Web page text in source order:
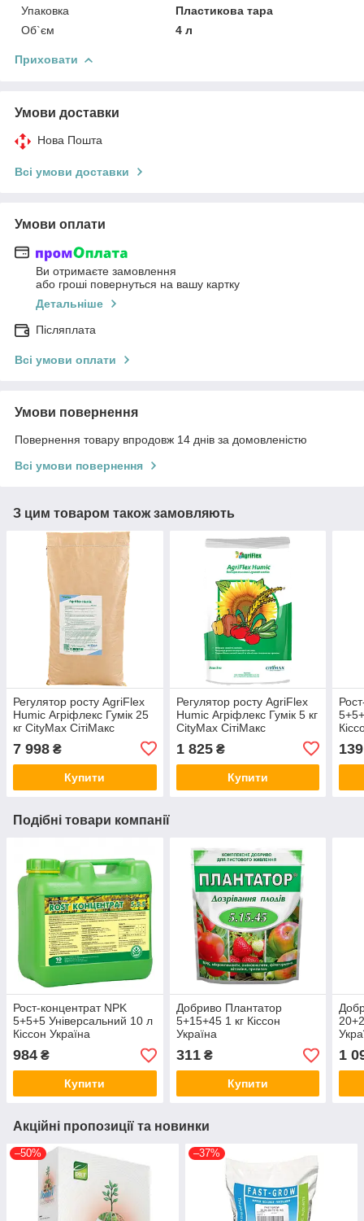
Упаковка
Пластикова тара
Об`єм
4 л
Приховати
Умови доставки
Нова Пошта
Всі умови доставки
Умови оплати
Ви отримаєте замовлення
або гроші повернуться на вашу картку
Детальніше
Післяплата
Всі умови оплати
Умови повернення
Повернення товару впродовж 14 днів за домовленістю
Всі умови повернення
З цим товаром також замовляють
Регулятор росту AgriFlex
Humic Агріфлекс Гумік 25
кг CityMax СітіМакс
7 998 ₴
Купити
Регулятор росту AgriFlex
Humic Агріфлекс Гумік 5 кг
CityMax СітіМакс
1 825₴
Купити
139
Подібні товари компанії
Рост-концентрат NPK
5+5+5 Універсальний 10 л
Кіссон Україна
984 ₴
Купити
Добриво Плантатор
5+15+45 1 кг Кіссон
Україна
311₴
Купити
1
Акційні пропозиції та новинки
–50% –37%